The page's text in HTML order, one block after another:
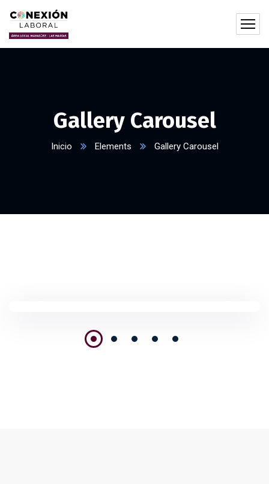
Gallery Carousel
Inicio Elements Gallery Carousel